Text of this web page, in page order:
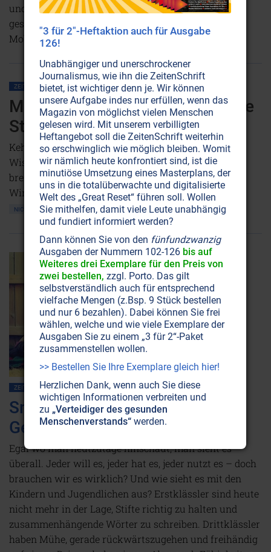
und fast energieautark sind. Sie bieten zudem ein
gesundes Wohnklima und schirmen die
Mobilfunkstrahlung ab.Weiterlesen...
ZEITENSCHRIFT NR. 83 MIKROWELLEN MOBILFUNK
Mobilfunk: Staatlich beauftragte
Studie belegt Krebsgefahr
Kehrtwende: Ein mobilfunkfreundlicher
Wissenschaftler anerkennt und bestätigt mit seiner
breit angelegten Forschung die tumorfördernde
Wirkung von technischen Mikrowellen!
NICHT ONLINE VERFÜGBAR AUSGABE BESTELLEN
ZEITENSCHRIFT NR. 83 KINDER • JUGEND MIKROWELLEN
Smartphones: Unerkannte
Gefahr in Kinderhand!
Egal wo man heutzutage hinschaut, man sieht es
überall. Jeder will es, jeder hat es, jeder nutzt es – doch
brauchen wir es wirklich? Und wie sieht es mit den
Kindern und Jugendlichen aus? Erstklässler sind heute
nicht mehr in der Lage, Stifte richtig zu halten und
zusammenhängende Wörter zu schreiben. Drittklässler
haben Mühe, gerade rückwärtszugehen und freihändig
"3 für 2"-Heftaktion auch für Ausgabe
126!
Unabhängiger und unerschrockener
Journalismus, wie ihn die ZeitenSchrift
bietet, ist wichtiger denn je. Wir können
unsere Aufgabe indes nur erfüllen, wenn das
Magazin von möglichst vielen Menschen
gelesen wird. Mit unserem verbilligten
Heftangebot soll die ZeitenSchrift weiterhin
so erschwinglich wie möglich bleiben. Womit
wir nämlich heute konfrontiert sind, ist die
minutiöse Umsetzung eines Masterplans, der
uns in die totalüberwachte und digitalisierte
Welt des „Great Reset“ führen soll. Wollen
Sie mithelfen, damit viele Leute unabhängig
und fundiert informiert werden?
Dann können Sie von den fünfundzwanzig
Ausgaben der Nummern 102-126 bis auf
Weiteres drei Exemplare für den Preis von
zwei bestellen, zzgl. Porto. Das gilt
selbstverständlich auch für entsprechend
vielfache Mengen (z.Bsp. 9 Stück bestellen
und nur 6 bezahlen). Dabei können Sie frei
wählen, welche und wie viele Exemplare der
Ausgaben Sie zu einem „3 für 2“-Paket
zusammenstellen wollen.
>> Bestellen Sie Ihre Exemplare gleich hier!
Herzlichen Dank, wenn auch Sie diese
wichtigen Informationen verbreiten und
zu „Verteidiger des gesunden
Menschenverstands“ werden.